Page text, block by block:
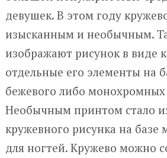
девушек. В этом году
изысканным и необычным.
изображают рисунок в виде
отдельные его элементы на
бежевого либо монохромных
Необычным принтом стало
кружевного рисунка на базе
для ногтей. Кружево можно